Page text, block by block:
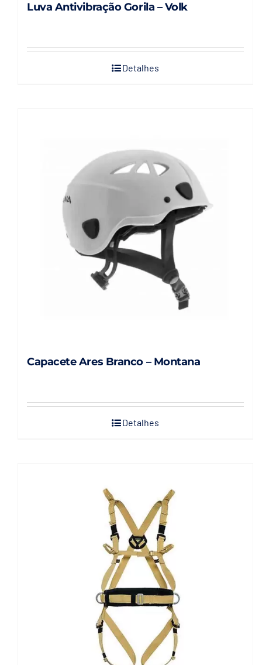
Luva Antivibração Gorila – Volk
Detalhes
Capacete Ares Branco – Montana
Detalhes